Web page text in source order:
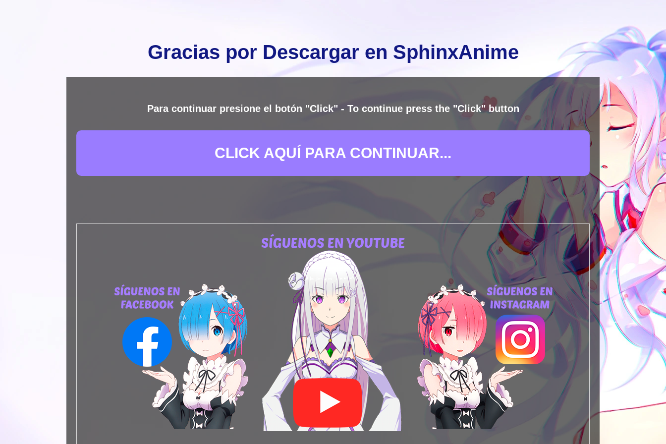
Gracias por Descargar en SphinxAnime
Para continuar presione el botón "Click" - To continue press the "Click" button
CLICK AQUÍ PARA CONTINUAR...